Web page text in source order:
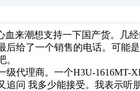
血来潮想支持一下国产货。几
后给了一个销售的电话。可能
。
级代理商。一个H3U-1616MT-
追问 我多少能接受。我表示听